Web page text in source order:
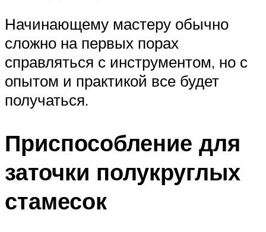
Начинающему мастеру обычно
сложно на первых порах
справляться с инструментом, но с
опытом и практикой все будет
получаться.
Приспособление для
заточки полукруглых
стамесок